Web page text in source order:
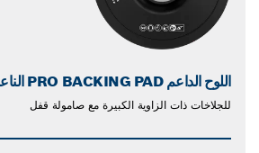
اللوح الداعم PRO BACKING PAD الناعم
للجلاخات ذات الزاوية الكبيرة مع صامولة قفل